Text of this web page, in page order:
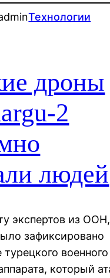
Технологии
дроны
2
людей
экспертов из
зафиксировано
военного
который